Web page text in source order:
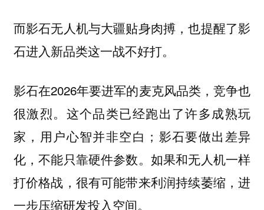
而影石无人机与大疆贴身肉搏，也提醒了影
石进入新品类这一战不好打。
影石在2026年要进军的麦克风品类，竞争也
很激烈。这个品类已经跑出了许多成熟玩
家，用户心智并非空白；影石要做出差异
化，不能只靠硬件参数。如果和无人机一样
打价格战，很有可能带来利润持续萎缩，进
一步压缩研发投入空间。